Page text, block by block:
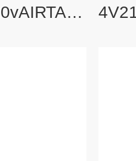
4V330C-08A 220vAIRTAC先导式电磁阀参数与规格